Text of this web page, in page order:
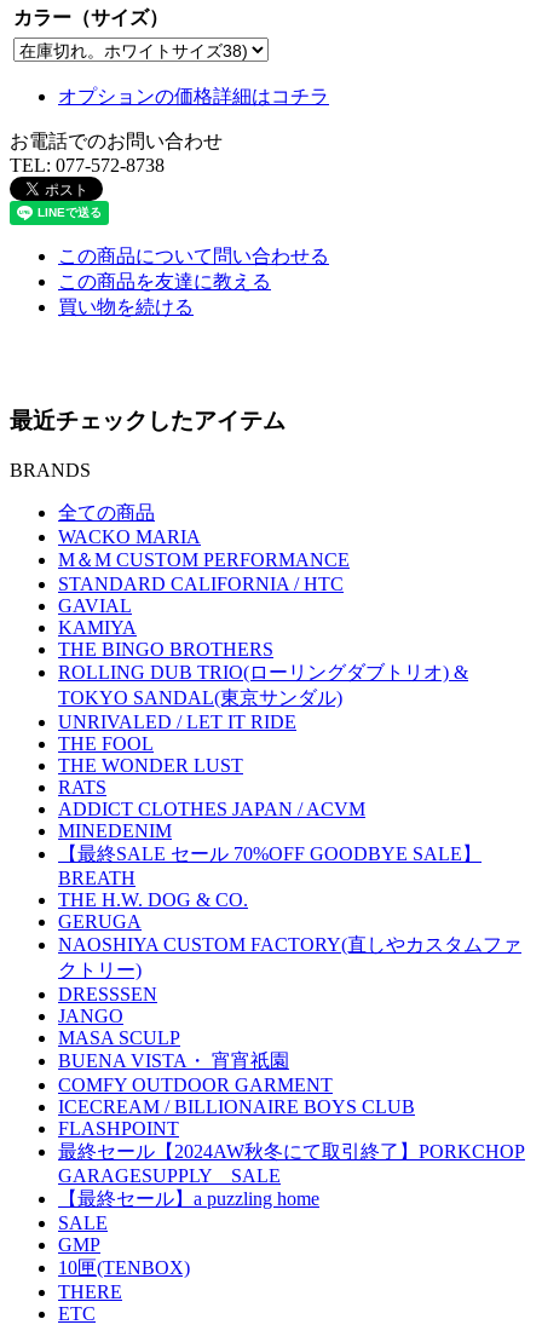
カラー（サイズ）
オプションの価格詳細はコチラ
お電話でのお問い合わせ
TEL: 077-572-8738
この商品について問い合わせる
この商品を友達に教える
買い物を続ける
最近チェックしたアイテム
BRANDS
全ての商品
WACKO MARIA
M＆M CUSTOM PERFORMANCE
STANDARD CALIFORNIA / HTC
GAVIAL
KAMIYA
THE BINGO BROTHERS
ROLLING DUB TRIO(ローリングダブトリオ) &
TOKYO SANDAL(東京サンダル)
UNRIVALED / LET IT RIDE
THE FOOL
THE WONDER LUST
RATS
ADDICT CLOTHES JAPAN / ACVM
MINEDENIM
【最終SALE セール 70%OFF GOODBYE SALE】
BREATH
THE H.W. DOG & CO.
GERUGA
NAOSHIYA CUSTOM FACTORY(直しやカスタムファ
クトリー)
DRESSSEN
JANGO
MASA SCULP
BUENA VISTA・ 宵宵祇園
COMFY OUTDOOR GARMENT
ICECREAM / BILLIONAIRE BOYS CLUB
FLASHPOINT
最終セール【2024AW秋冬にて取引終了】PORKCHOP
GARAGESUPPLY SALE
【最終セール】a puzzling home
SALE
GMP
10匣(TENBOX)
THERE
ETC